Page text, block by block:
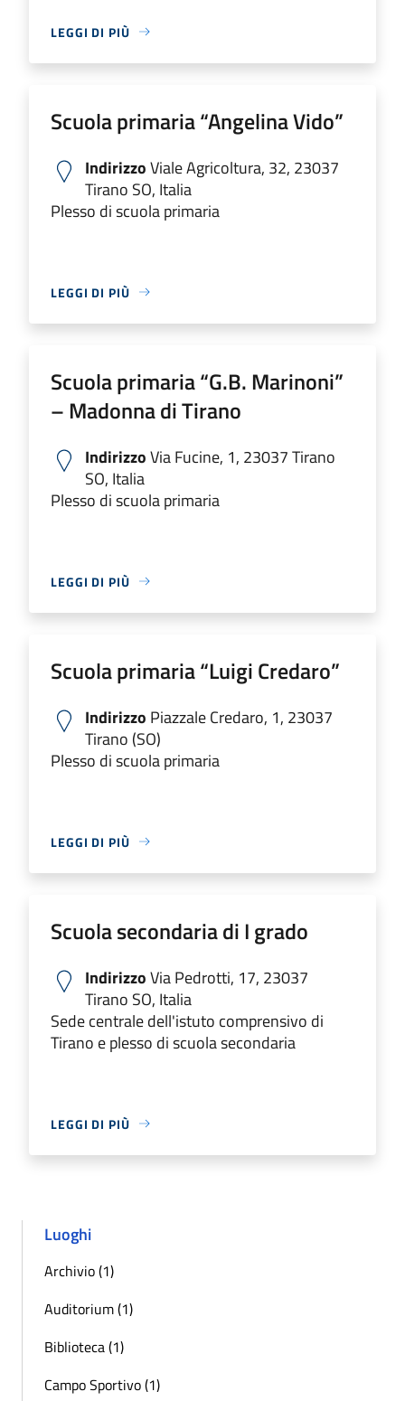
LEGGI DI PIÙ
Scuola primaria “Angelina Vido”
IndirizzoViale Agricoltura, 32, 23037
Tirano SO, Italia
Plesso di scuola primaria
LEGGI DI PIÙ
Scuola primaria “G.B. Marinoni”
– Madonna di Tirano
IndirizzoVia Fucine, 1, 23037 Tirano
SO, Italia
Plesso di scuola primaria
LEGGI DI PIÙ
Scuola primaria “Luigi Credaro”
Indirizzo Piazzale Credaro, 1, 23037
Tirano (SO)
Plesso di scuola primaria
LEGGI DI PIÙ
Scuola secondaria di I grado
IndirizzoVia Pedrotti, 17, 23037
Tirano SO, Italia
Sede centrale dell'istuto comprensivo di
Tirano e plesso di scuola secondaria
LEGGI DI PIÙ
Luoghi
Archivio (1)
Auditorium (1)
Biblioteca (1)
Campo Sportivo (1)